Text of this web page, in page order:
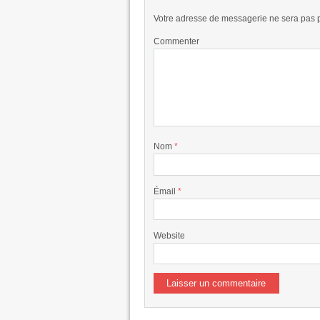
Votre adresse de messagerie ne sera pas
Commenter
Nom *
Émail *
Website